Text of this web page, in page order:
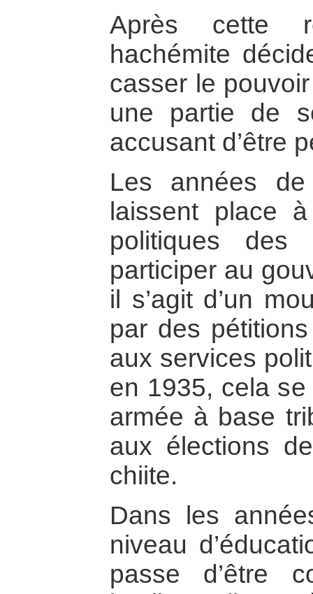
Après cette
hachémite
casser le
une partie de
accusant d’être
Les années de
laissent place
politiques
participer au
il s’agit d’un
par des
aux services
en 1935, cela
armée à base
aux élections
chiite.
Dans les
niveau
passe d’être